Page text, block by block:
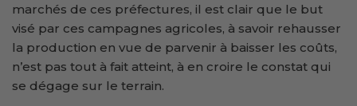
marchés de ces préfectures, il est clair que le but
visé par ces campagnes agricoles, à savoir rehausser
la production en vue de parvenir à baisser les coûts,
n’est pas tout à fait atteint, à en croire le constat qui
se dégage sur le terrain.